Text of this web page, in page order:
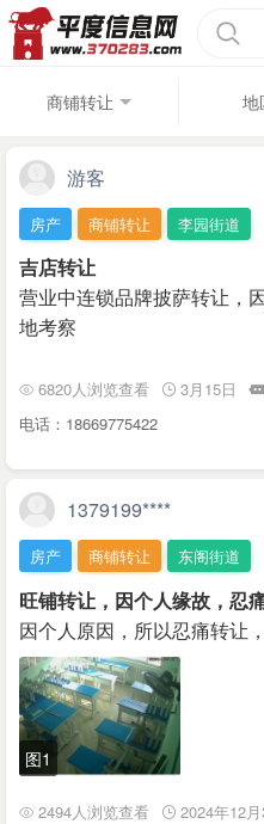
商铺转让 地
游客
房产 商铺转让 李园街道
吉店转让
营业中连锁品牌披萨转让，
地考察
6820人浏览查看 3月15日
电话：18669775422
1379199****
房产 商铺转让 东阁街道
旺铺转让，因个人缘故，忍
因个人原因，所以忍痛转让
图1
2494人浏览查看 2024年12月